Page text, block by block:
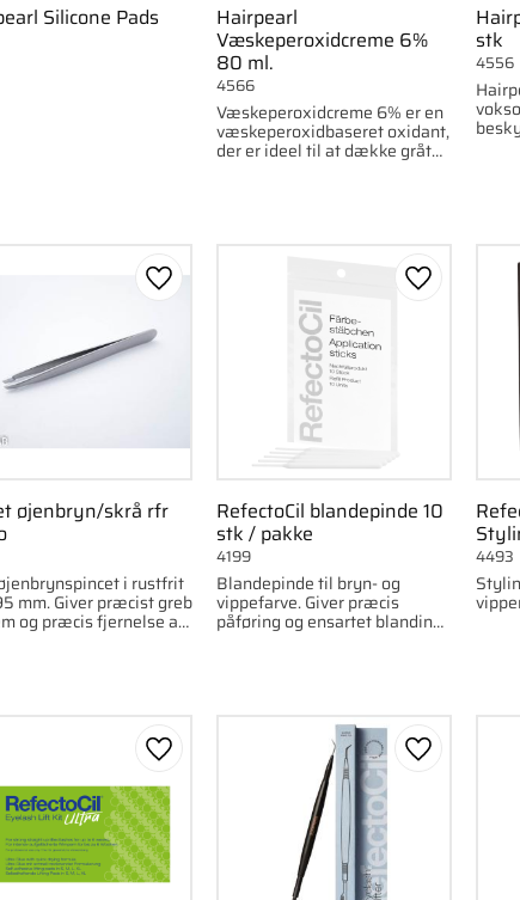
Silicone Pads Hairpearl
Væskeperoxidcreme 6%
80 ml.
Væskeperoxidcreme 6% er en
væskeperoxidbaseret oxidant,
der er ideel til at dække gråt
hår og til brug på øjenbryn
4566
stk
4556
øjenbryn/skrå rfr
i rustfrit
mm. Giver præcist greb
og præcis fjernelse af
Fremstillet
Gem som favorit
RefectoCil blandepinde 10
stk / pakke
Blandepinde til bryn- og
vippefarve. Giver præcis
påføring og ensartet blanding.
10 stk pr. pakke.
4199
Gem som
4493
Gem som favorit Gem som